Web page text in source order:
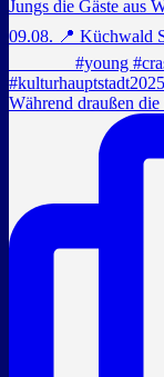
Während draußen